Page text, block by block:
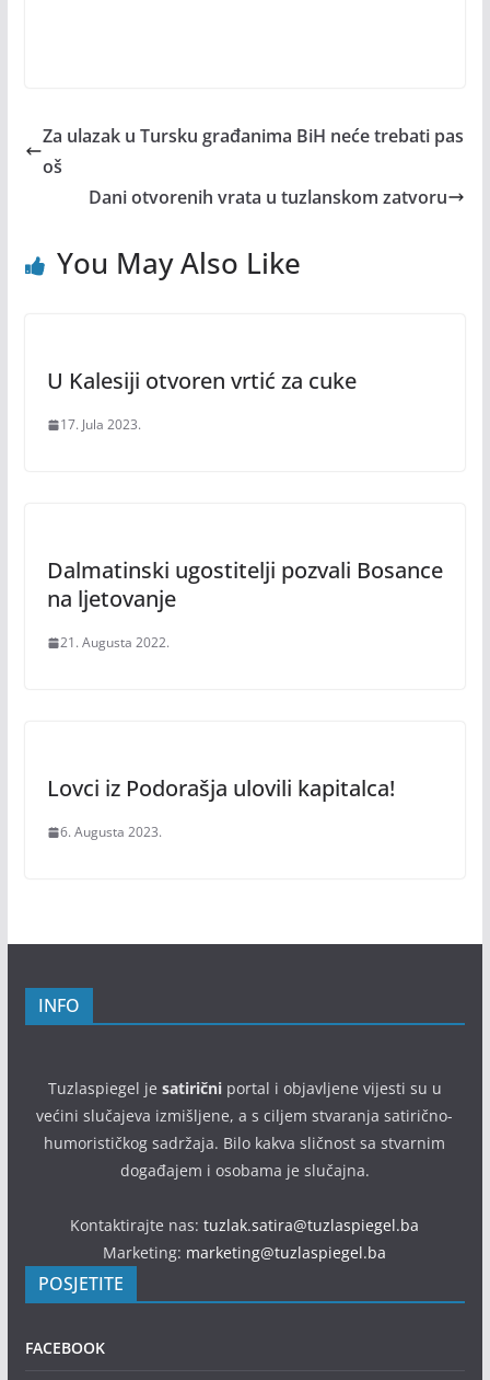
Za ulazak u Tursku građanima BiH neće trebati pas
oš
Dani otvorenih vrata u tuzlanskom zatvoru
You May Also Like
U Kalesiji otvoren vrtić za cuke
17. Jula 2023.
Dalmatinski ugostitelji pozvali Bosance
na ljetovanje
21. Augusta 2022.
Lovci iz Podorašja ulovili kapitalca!
6. Augusta 2023.
INFO
Tuzlaspiegel je satiričniportal i objavljene vijesti su u
većini slučajeva izmišljene, a s ciljem stvaranja satirično-
humorističkog sadržaja. Bilo kakva sličnost sa stvarnim
događajem i osobama je slučajna.
Kontaktirajte nas:tuzlak.satira@tuzlaspiegel.ba
Marketing: marketing@tuzlaspiegel.ba
POSJETITE
FACEBOOK